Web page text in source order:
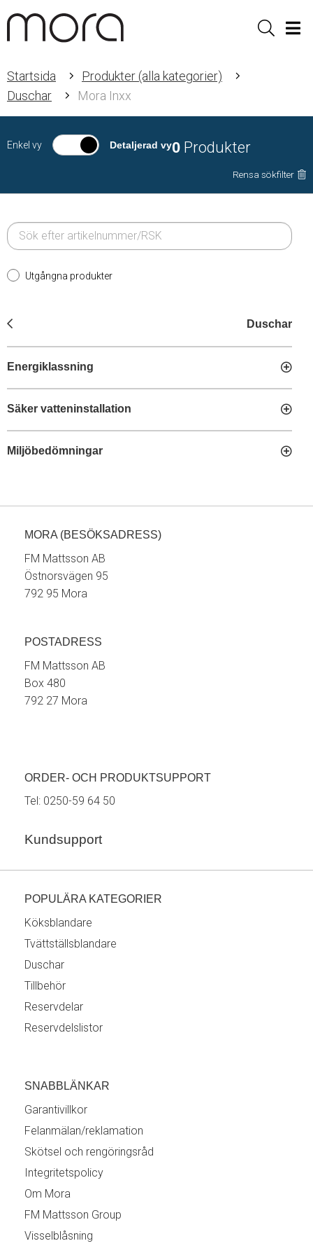
Sök
Startsida
Produkter (alla kategorier)
Duschar
Mora Inxx
Enkel vy Detaljerad vy0 Produkter
Rensa sökfilter
Utgångna produkter
Duschar
Energiklassning
Säker vatteninstallation
Miljöbedömningar
MORA (BESÖKSADRESS)
FM Mattsson AB
Östnorsvägen 95
792 95 Mora
POSTADRESS
FM Mattsson AB
Box 480
792 27 Mora
ORDER- OCH PRODUKTSUPPORT
Tel: 0250-59 64 50
Kundsupport
POPULÄRA KATEGORIER
Köksblandare
Tvättställsblandare
Duschar
Tillbehör
Reservdelar
Reservdelslistor
SNABBLÄNKAR
Garantivillkor
Felanmälan/reklamation
Skötsel och rengöringsråd
Integritetspolicy
Om Mora
FM Mattsson Group
Visselblåsning